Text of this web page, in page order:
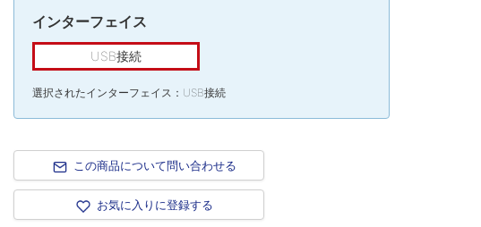
インターフェイス
USB接続
選択されたインターフェイス：USB接続
この商品について問い合わせる
お気に入りに登録する